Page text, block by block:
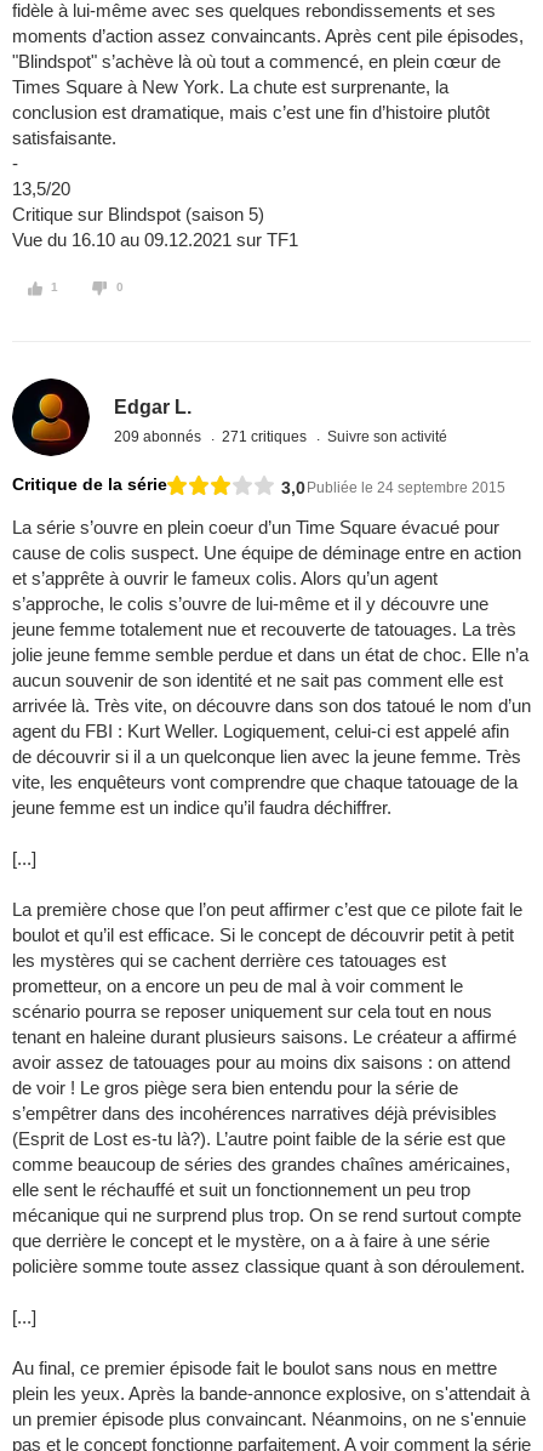
fidèle à lui-même avec ses quelques rebondissements et ses
moments d’action assez convaincants. Après cent pile épisodes,
"Blindspot" s’achève là où tout a commencé, en plein cœur de
Times Square à New York. La chute est surprenante, la
conclusion est dramatique, mais c’est une fin d’histoire plutôt
satisfaisante.
-
13,5/20
Critique sur Blindspot (saison 5)
Vue du 16.10 au 09.12.2021 sur TF1
1 0
Edgar L.
209 abonnés 271 critiques Suivre son activité
Critique de la série 3,0Publiée le 24 septembre 2015
La série s’ouvre en plein coeur d’un Time Square évacué pour
cause de colis suspect. Une équipe de déminage entre en action
et s’apprête à ouvrir le fameux colis. Alors qu’un agent
s’approche, le colis s’ouvre de lui-même et il y découvre une
jeune femme totalement nue et recouverte de tatouages. La très
jolie jeune femme semble perdue et dans un état de choc. Elle n’a
aucun souvenir de son identité et ne sait pas comment elle est
arrivée là. Très vite, on découvre dans son dos tatoué le nom d’un
agent du FBI : Kurt Weller. Logiquement, celui-ci est appelé afin
de découvrir si il a un quelconque lien avec la jeune femme. Très
vite, les enquêteurs vont comprendre que chaque tatouage de la
jeune femme est un indice qu’il faudra déchiffrer.
[...]
La première chose que l’on peut affirmer c’est que ce pilote fait le
boulot et qu’il est efficace. Si le concept de découvrir petit à petit
les mystères qui se cachent derrière ces tatouages est
prometteur, on a encore un peu de mal à voir comment le
scénario pourra se reposer uniquement sur cela tout en nous
tenant en haleine durant plusieurs saisons. Le créateur a affirmé
avoir assez de tatouages pour au moins dix saisons : on attend
de voir ! Le gros piège sera bien entendu pour la série de
s’empêtrer dans des incohérences narratives déjà prévisibles
(Esprit de Lost es-tu là?). L’autre point faible de la série est que
comme beaucoup de séries des grandes chaînes américaines,
elle sent le réchauffé et suit un fonctionnement un peu trop
mécanique qui ne surprend plus trop. On se rend surtout compte
que derrière le concept et le mystère, on a à faire à une série
policière somme toute assez classique quant à son déroulement.
[...]
Au final, ce premier épisode fait le boulot sans nous en mettre
plein les yeux. Après la bande-annonce explosive, on s'attendait à
un premier épisode plus convaincant. Néanmoins, on ne s'ennuie
pas et le concept fonctionne parfaitement. A voir comment la série